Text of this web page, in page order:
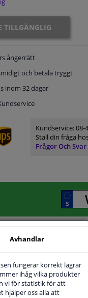
TILLGÄNGLIG
ångerrätt
och betala tryggt
inom 32 dagar
Kundservice:08-
Ställ din fråga
Frågor Och Svar
TILLVERKARE
Avhandlar
fungerar korrekt lagrar
ihåg vilka produkter
vi för statistik för att
hjälper oss alla att